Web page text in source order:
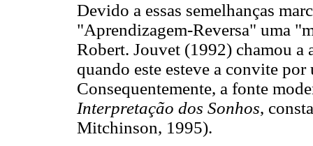
Devido a essas semelhanças
"Aprendizagem-Reversa" uma
Robert. Jouvet (1992) chamou a
quando este esteve a convite
Consequentemente, a fonte
Interpretação dos Sonhos,
Mitchinson, 1995).